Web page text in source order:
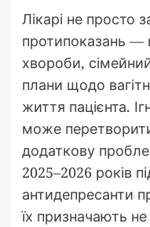
Лікарі не просто
протипоказань —
хвороби,
плани щодо
життя пацієнта.
може
додаткову
2025–2026 років
антидепресанти
їх призначають